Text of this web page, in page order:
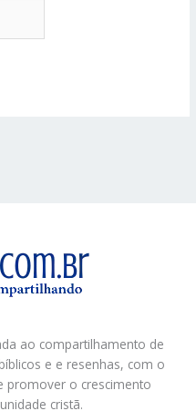
ao compartilhamento de
e e resenhas, com o
promover o crescimento
cristã.